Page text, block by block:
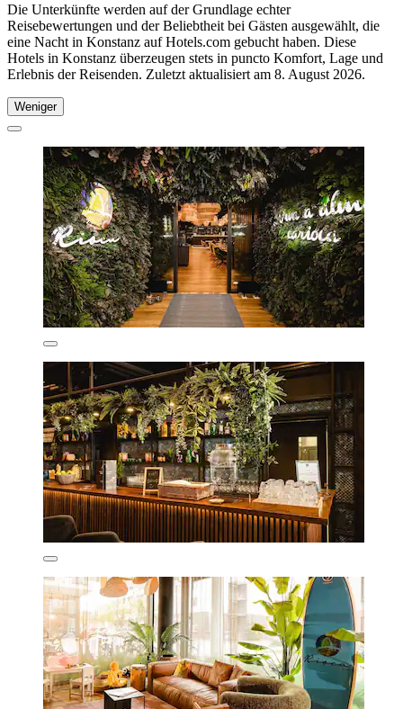
Die Unterkünfte werden auf der Grundlage echter
Reisebewertungen und der Beliebtheit bei Gästen ausgewählt, die
eine Nacht in Konstanz auf Hotels.com gebucht haben. Diese
Hotels in Konstanz überzeugen stets in puncto Komfort, Lage und
Erlebnis der Reisenden. Zuletzt aktualisiert am 8. August 2026.
Weniger